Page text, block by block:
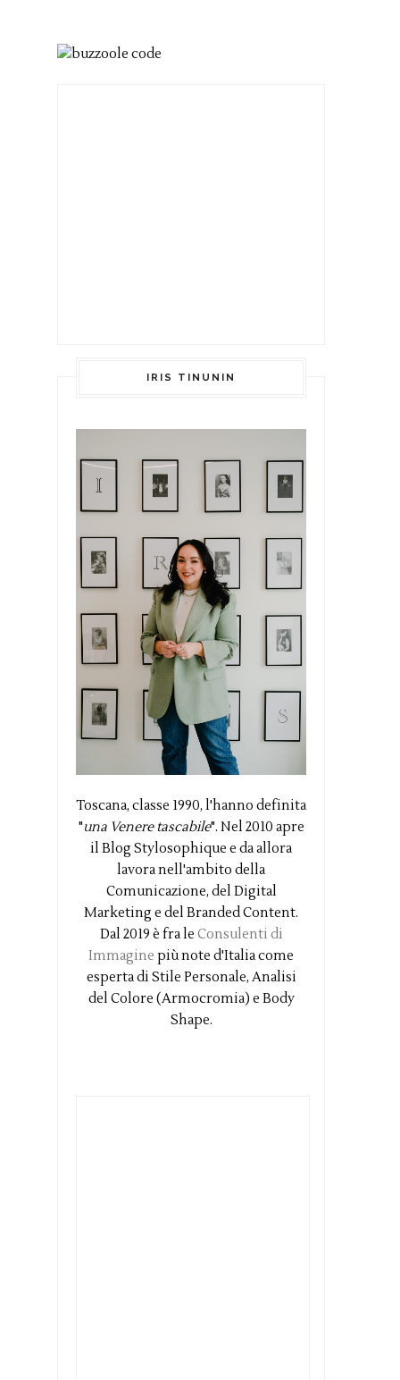
IRIS TINUNIN
Toscana, classe 1990, l'hanno definita
"una Venere tascabile". Nel 2010 apre
il Blog Stylosophique e da allora
lavora nell'ambito della
Comunicazione, del Digital
Marketing e del Branded Content.
Dal 2019 è fra le Consulenti di
Immagine più note d'Italia come
esperta di Stile Personale, Analisi
del Colore (Armocromia) e Body
Shape.